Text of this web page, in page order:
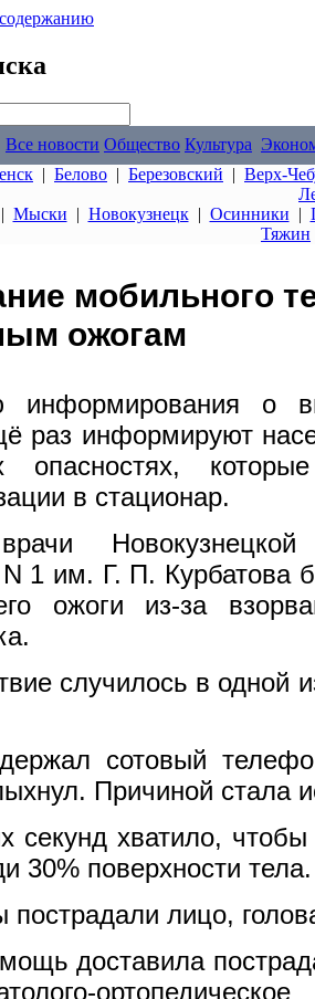
Все новости Общество Культура
| Белово | Березовский | Верх-
Мыски | Новокузнецк| Осинники |
Тяжин
мобильного
ожогам
информирования о
раз информируют
опасностях,
в стационар.
Новокузнецкой
1 им. Г. П. Курбатова
ожоги из-за
случилось в одной
сотовый
Причиной стала
секунд хватило,
30% поверхности тела.
лицо,
доставила